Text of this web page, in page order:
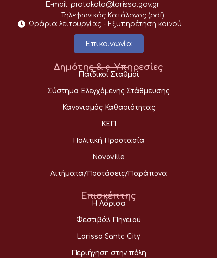
E-mail: protokolo@larissa.gov.gr
Τηλεφωνικός Κατάλογος (pdf)
Ωράρια λειτουργίας - Eξυπηρέτηση κοινού
Επικοινωνία
Δημότης & e-Υπηρεσίες
Παιδικοί Σταθμοί
Σύστημα Ελεγχόμενης Στάθμευσης
Κανονισμός Καθαριότητας
ΚΕΠ
Πολιτική Προστασία
Novoville
Αιτήματα/Προτάσεις/Παράπονα
Επισκέπτης
Η Λάρισα
Φεστιβάλ Πηνειού
Larissa Santa City
Περιήγηση στην πόλη